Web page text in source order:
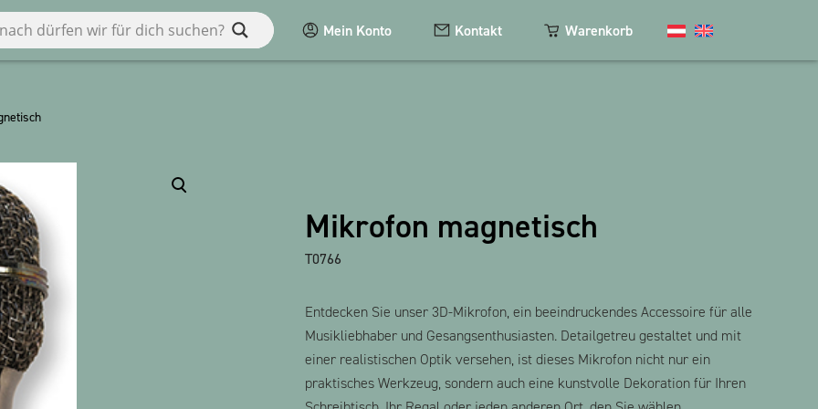
Schlüsselanhänger
Mein Konto Kontakt Warenkorb
Mikrofon magnetisch
T0766
Entdecken Sie unser 3D-Mikrofon, ein beeindruckendes Accessoire für alle
Musikliebhaber und Gesangsenthusiasten. Detailgetreu gestaltet und mit
einer realistischen Optik versehen, ist dieses Mikrofon nicht nur ein
praktisches Werkzeug, sondern auch eine kunstvolle Dekoration für Ihren